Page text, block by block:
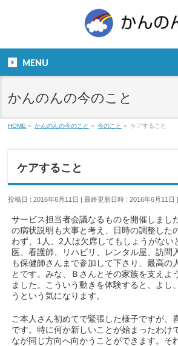
９：００～１８：００
MENU
かんのんの今のこと
HOME » かんのんの今のこと » 今のこと » ケアすること
ケアすること
投稿日 : 2016年6月11日 最終更新日時 : 2016年6月11日
サービス担当者会議なるものを開催しまし
の病状説明も大事と考え、日時の調整した
わず、1人、2人は欠席してもしょうがない
医、看護師、リハビリ、レンタル屋、訪問
も保健師さんまで参加して下さり、最高の
とです。みな、Ｂさんとその家族を支えよ
ました。こういう動きを体験すると、よし
うという気になります。
ご本人さん初めてで緊張した様子ですが、
です。特に何か新しいことが始まったわけ
なが同じ方向へ向かうことができます。そ